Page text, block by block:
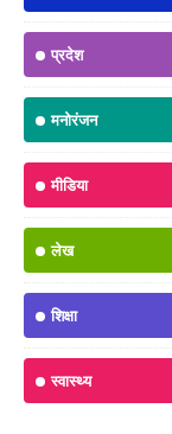
प्रदेश
मनोरंजन
मीडिया
लेख
शिक्षा
स्वास्थ्य